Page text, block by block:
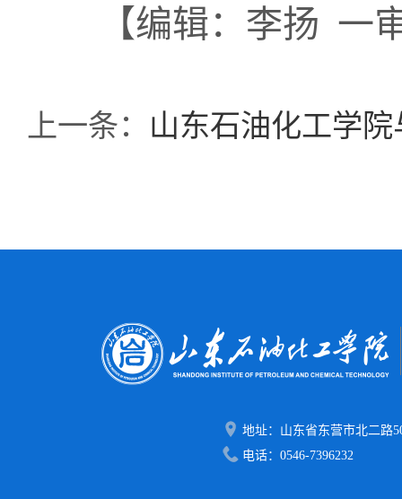
【编辑：李扬 一
上一条： 山东石油化工学
地址：山东省东营市北二路
电话：0546-7396232